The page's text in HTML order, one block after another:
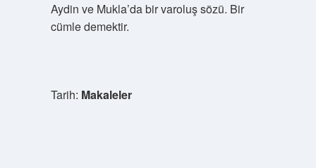
Aydin ve Mukla’da bir varoluş sözü. Bir
cümle demektir.
Tarih: Makaleler